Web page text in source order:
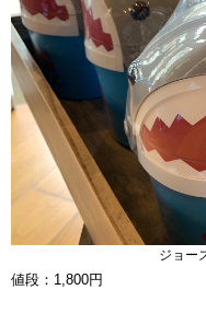
ジョー
値段：1,800円